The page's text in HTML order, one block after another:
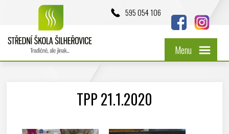
595 054 106
Menu
TPP 21.1.2020